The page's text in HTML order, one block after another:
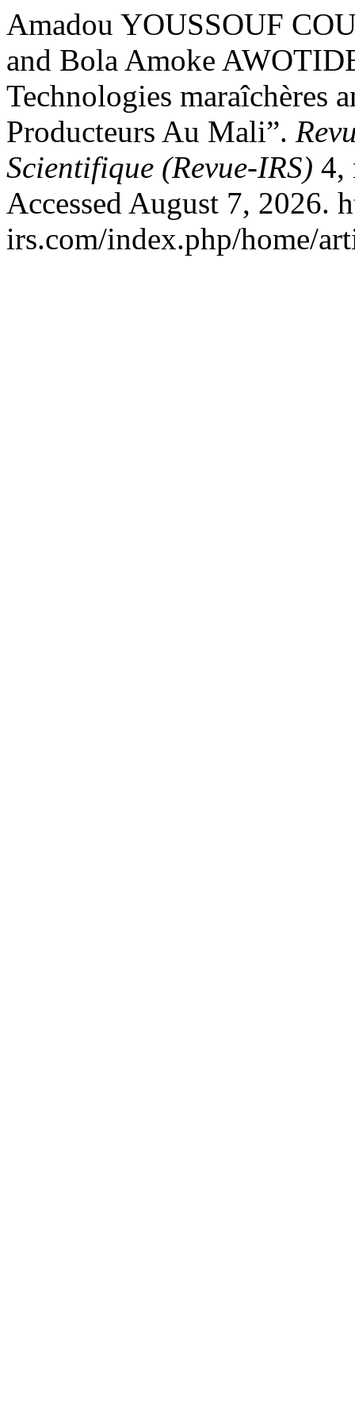
Amadou YOUSSOUF
and Bola Amoke
Technologies maraîchères
Producteurs Au Mali”.
Scientifique (Revue-IRS) 4,
Accessed August 7, 2026.
irs.com/index.php/home/